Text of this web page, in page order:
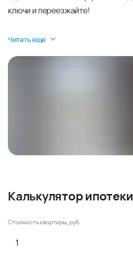
ключи и переезжайте!
Читать еще
Калькулятор ипотеки
Стоимость квартиры, руб.